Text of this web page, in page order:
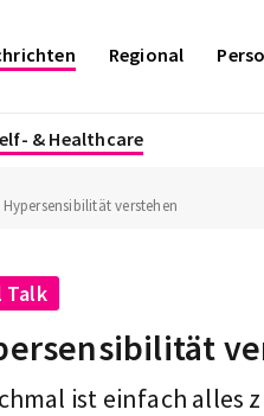
Regional
& Healthcare
Hypersensibilität verstehen
Talk
ist einfach alles